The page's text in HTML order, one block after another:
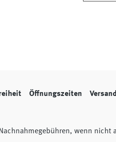
Öffnungszeiten
wenn nicht